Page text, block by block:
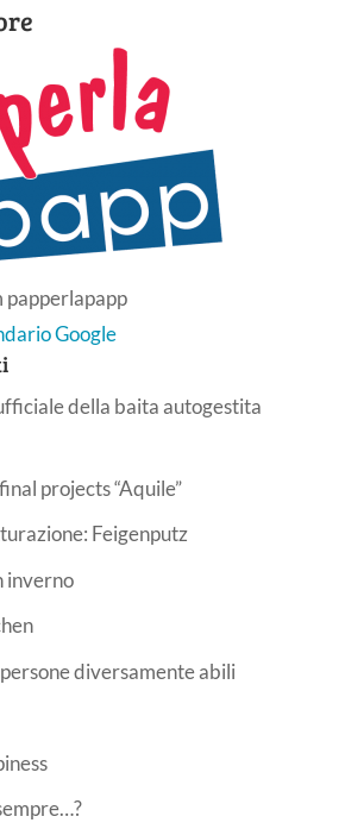
papperlapapp
Google
della baita autogestita
projects “Aquile”
Feigenputz
inverno
diversamente abili